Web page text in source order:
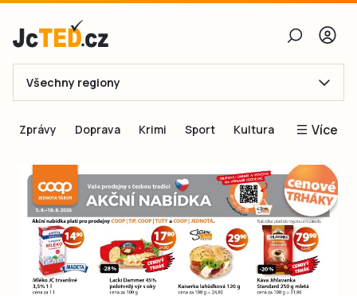
E-mail
Obnovit heslo
Přihlásit se
Přihlásit se přes Facebook
Všechny regiony
Zprávy Doprava Krimi Sport Kultura Více
Inspirace
Čtenáři píší
Speciální přílohy
Inzerce